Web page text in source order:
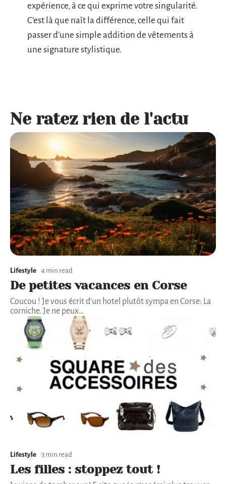
expérience, à ce qui exprime votre singularité.
C’est là que naît la différence, celle qui fait
passer d’une simple addition de vêtements à
une signature stylistique.
Ne ratez rien de l'actu
Lifestyle 4 min read
De petites vacances en Corse
Coucou ! Je vous écrit d’un hotel plutôt sympa en Corse: La
corniche. Je ne peux…
Lifestyle 3 min read
Les filles : stoppez tout !